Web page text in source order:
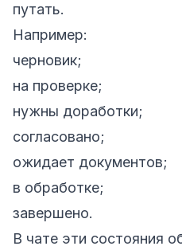
путать.
Например:
черновик;
на проверке;
нужны доработки;
согласовано;
ожидает документов;
в обработке;
завершено.
В чате эти состояния